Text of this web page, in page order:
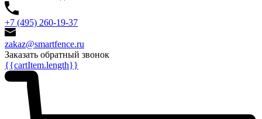
+7 (495) 260-19-37
zakaz@smartfence.ru
Заказать обратный звонок
{{cartItem.length}}